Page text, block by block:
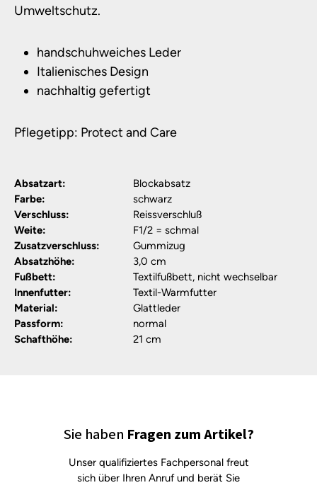
Umweltschutz.
handschuhweiches Leder
Italienisches Design
nachhaltig gefertigt
Pflegetipp: Protect and Care
Absatzart:
Blockabsatz
Farbe:
schwarz
Verschluss:
Reissverschluß
Weite:
F1/2 = schmal
Zusatzverschluss:
Gummizug
Absatzhöhe:
3,0 cm
Fußbett:
Textilfußbett, nicht wechselbar
Innenfutter:
Textil-Warmfutter
Material:
Glattleder
Passform:
normal
Schafthöhe:
21 cm
Sie haben Fragen zum Artikel?
Unser qualifiziertes Fachpersonal freut
sich über Ihren Anruf und berät Sie